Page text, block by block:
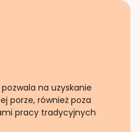
na uzyskanie
porze, również poza
pracy tradycyjnych